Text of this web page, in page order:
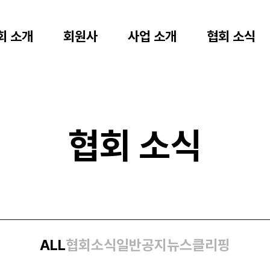
소개 회원사 사업 소개 협회 소식
협회 소식
ALL협회소식일반공지 뉴스클리핑